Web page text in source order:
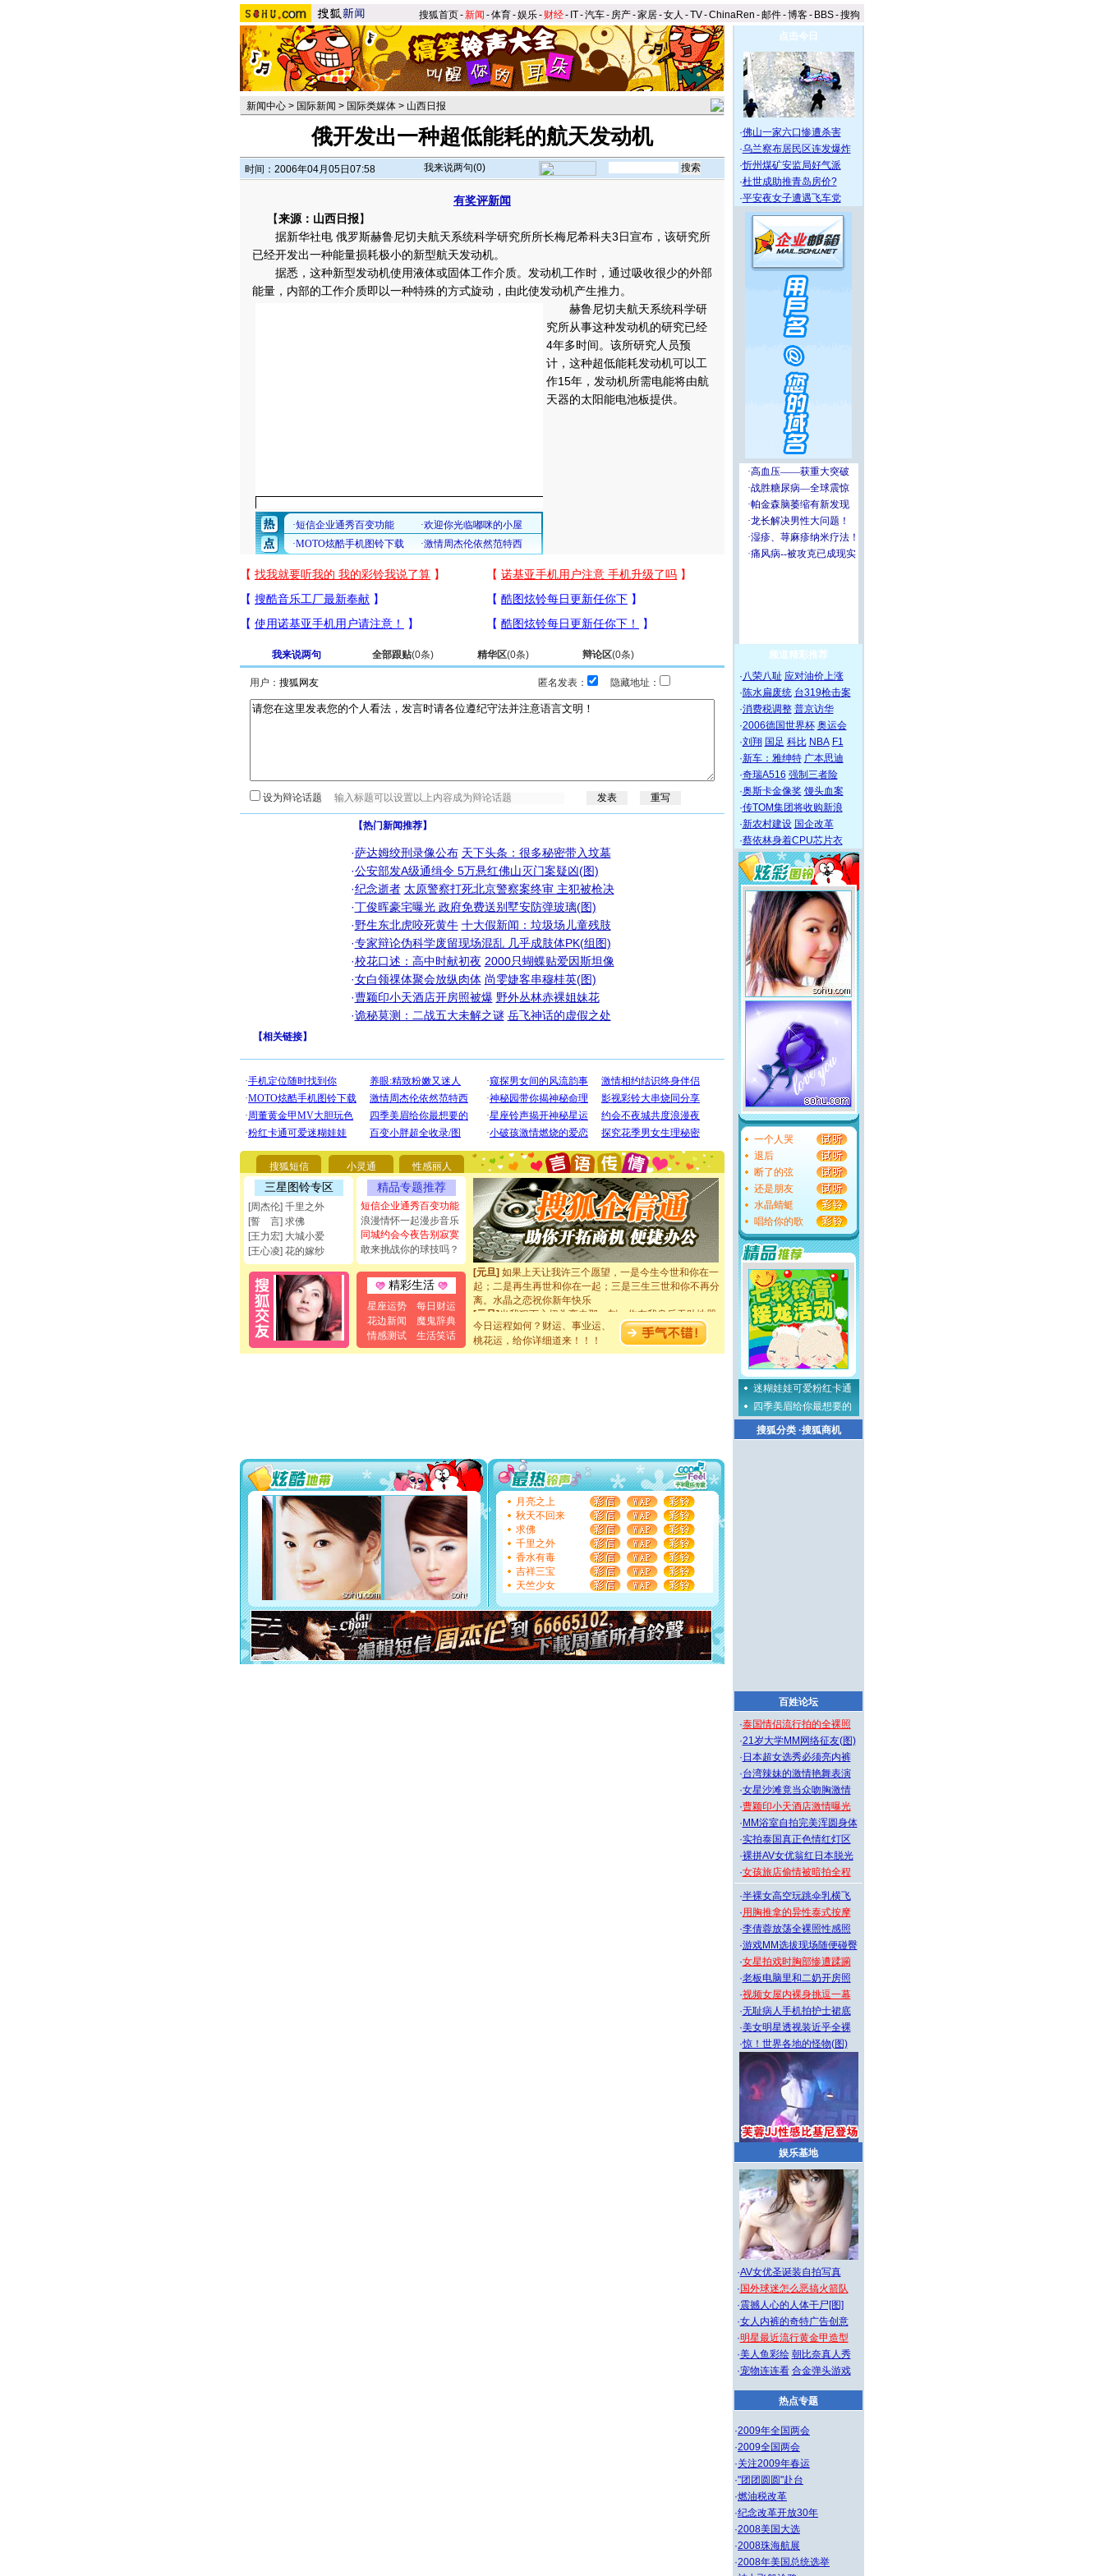
搜狐首页-新闻 -体育-娱乐- 财经- IT-汽车- 房产-家居-女人 -TV-ChinaRen -邮件-博客- BBS-搜狗
新闻中心 > 国际新闻 > 国际类媒体 > 山西日报
俄开发出一种超低能耗的航天发动机
时间：2006年04月05日07:58 我来说两句(0)
有奖评新闻
【来源：山西日报】
据新华社电 俄罗斯赫鲁尼切夫航天系统科学研究所所长梅尼希科夫3日宣布，该研究所
已经开发出一种能量损耗极小的新型航天发动机。
据悉，这种新型发动机使用液体或固体工作介质。发动机工作时，通过吸收很少的外部
能量，内部的工作介质即以一种特殊的方式旋动，由此使发动机产生推力。
赫鲁尼切夫航天系统科学研
究所从事这种发动机的研究已经
4年多时间。该所研究人员预
计，这种超低能耗发动机可以工
作15年，发动机所需电能将由航
天器的太阳能电池板提供。
我来说两句 全部跟贴(0条) 精华区(0条) 辩论区(0条)
用户： 匿名发表： 隐藏地址：
设为辩论话题
【热门新闻推荐】
·萨达姆绞刑录像公布 天下头条：很多秘密带入坟墓
·公安部发A级通缉令 5万悬红佛山灭门案疑凶(图)
·纪念逝者 太原警察打死北京警察案终审 主犯被枪决
·丁俊晖豪宅曝光 政府免费送别墅安防弹玻璃(图)
·野生东北虎咬死黄牛 十大假新闻：垃圾场儿童残肢
·专家辩论伪科学废留现场混乱 几乎成肢体PK(组图)
·校花口述：高中时献初夜 2000只蝴蝶贴爱因斯坦像
·女白领祼体聚会放纵肉体 尚雯婕客串穆桂英(图)
·曹颖印小天酒店开房照被爆 野外丛林赤裸姐妹花
·诡秘莫测：二战五大未解之谜 岳飞神话的虚假之处
【相关链接】
搜狐短信 小灵通 性感丽人
三星图铃专区
[周杰伦] 千里之外
[誓 言] 求佛
[王力宏] 大城小爱
[王心凌] 花的嫁纱
精品专题推荐
短信企业通秀百变功能
浪漫情怀一起漫步音乐
同城约会今夜告别寂寞
敢来挑战你的球技吗？
精彩生活
星座运势
每日财运
花边新闻
魔鬼辞典
情感测试
生活笑话
[圣诞节]圣诞节到了，想想没什么送给你的，又不打算给
要平安！千万要知足！千万不要忘记我！
[圣诞节]不只这样的日子才会想起你,而是这样的日子才
能正大光明地骚扰你,告诉你,圣诞要快乐!新年要快乐!天天
都要快乐噢!
[圣诞节]奉上一颗祝福的心,在这个特别的日子里,愿幸福,
如意,快乐,鲜花,一切美好的祝愿与你同在.圣诞快乐!
[元旦]看到你我会触电；看不到你我要充电；没有你我会
断电。爱你是我职业，想你是我事业，抱你是我特长，吻
你是我专业！水晶之恋祝你新年快乐
[元旦]如果上天让我许三个愿望，一是今生今世和你在一
起；二是再生再世和你在一起；三是三生三世和你不再分
离。水晶之恋祝你新年快乐
[元旦]当我狠下心扭头离去那一刻，你在我身后无助地哭
泣，这痛楚让我明白我多么爱你。我转身抱住你：这猪不
卖了。水晶之恋祝你新年快乐。
[春节]风柔雨润好月圆，半岛铁盒伴身边，每日尽显开心
要平安！千万要知足！千万不要忘记我！
[圣诞节]不只这样的日子才会想起你,而是这样的日子才
能正大光明地骚扰你,告诉你,圣诞要快乐!新年要快乐!天天
都要快乐噢!
[圣诞节]奉上一颗祝福的心,在这个特别的日子里,愿幸福,
如意,快乐,鲜花,一切美好的祝愿与你同在.圣诞快乐!
[元旦]
看到你我会触电；看不到你我要充电；没有你我会
断电。爱你是我职业，想你是我事业，抱你是我特长，吻
你是我专业！水晶之恋祝你新年快乐
[元旦]
如果上天让我许三个愿望，一是今生今世和你在一
起；二是再生再世和你在一起；三是三生三世和你不再分
离。水晶之恋祝你新年快乐
[元旦]当我狠下心扭头离去那一刻，你在我身后无助地哭
泣，这痛楚让我明白我多么爱你。我转身抱住你：这猪不
卖了。水晶之恋祝你新年快乐。
今日运程如何？财运、事业运、
桃花运，给你详细道来！！！
月亮之上
秋天不回来
求佛
千里之外
香水有毒
吉祥三宝
天竺少女
点击今日
·佛山一家六口惨遭杀害
·乌兰察布居民区连发爆炸
·忻州煤矿安监局好气派
·杜世成助推青岛房价?
·平安夜女子遭遇飞车党
频道精彩推荐
·八荣八耻 应对油价上涨
·陈水扁废统 台319枪击案
·消费税调整 普京访华
·2006德国世界杯 奥运会
·刘翔 国足 科比 NBA F1
·新车：雅绅特 广本思迪
·奇瑞A516 强制三者险
·奥斯卡金像奖 馒头血案
·传TOM集团将收购新浪
·新农村建设 国企改革
·蔡依林身着CPU芯片衣
一个人哭
退后
断了的弦
还是朋友
水晶蜻蜓
唱给你的歌
迷糊娃娃可爱粉红卡通
四季美眉给你最想要的
搜狐分类·搜狐商机
百姓论坛
·泰国情侣流行拍的全裸照
·21岁大学MM网络征友(图)
· 日本超女选秀必须亮内裤
·台湾辣妹的激情艳舞表演
·女星沙滩竟当众吻胸激情
·曹颖印小天酒店激情曝光
· MM浴室自拍完美浑圆身体
·实拍泰国真正色情红灯区
·裸拼AV女优翁红日本脱光
·女孩旅店偷情被暗拍全程
·半裸女高空玩跳伞乳横飞
·用胸推拿的异性泰式按摩
·李倩蓉放荡全裸照性感照
·游戏MM选拔现场随便碰臀
·女星拍戏时胸部惨遭蹂躏
·老板电脑里和二奶开房照
·视频女屋内裸身挑逗一幕
·无耻病人手机拍护士裙底
·美女明星透视装近乎全裸
·惊！世界各地的怪物(图)
娱乐基地
·AV女优圣诞装自拍写真
· 国外球迷怎么恶搞火箭队
·震撼人心的人体干尸[图]
·女人内裤的奇特广告创意
·明星最近流行黄金甲造型
·美人鱼彩绘 朝比奈真人秀
·宠物连连看 合金弹头游戏
热点专题
·2009年全国两会
·2009全国两会
·关注2009年春运
·"团团圆圆"赴台
·燃油税改革
·纪念改革开放30年
·2008美国大选
·2008珠海航展
·2008年美国总统选举